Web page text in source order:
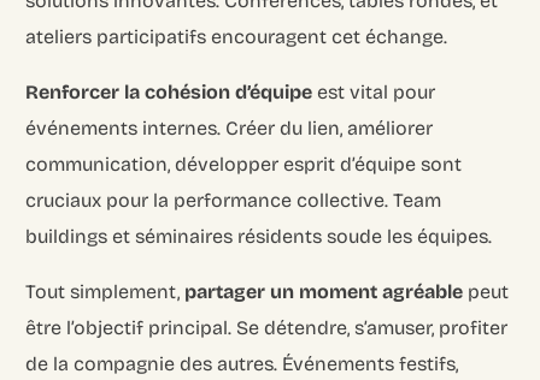
ateliers participatifs encouragent cet échange.
Renforcer la cohésion d’équipe est vital pour
événements internes. Créer du lien, améliorer
communication, développer esprit d’équipe sont
cruciaux pour la performance collective. Team
buildings et séminaires résidents soude les équipes.
Tout simplement, partager un moment agréable peut
être l’objectif principal. Se détendre, s’amuser, profiter
de la compagnie des autres. Événements festifs,